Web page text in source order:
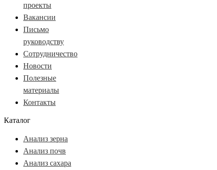
проекты
Вакансии
Письмо
руководству
Сотрудничество
Новости
Полезные
материалы
Контакты
Каталог
Анализ зерна
Анализ почв
Анализ сахара